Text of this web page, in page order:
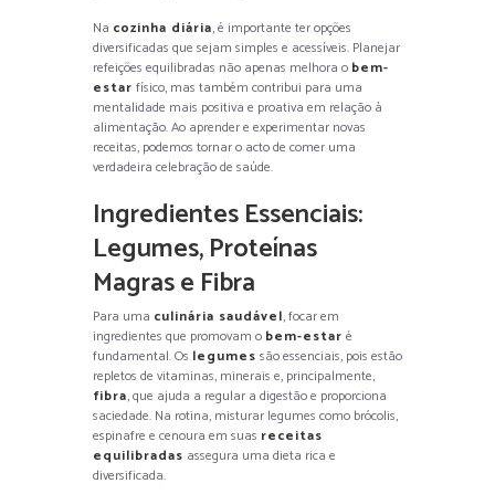
Na cozinha diária, é importante ter opções
diversificadas que sejam simples e acessíveis. Planejar
refeições equilibradas não apenas melhora o bem-
estar físico, mas também contribui para uma
mentalidade mais positiva e proativa em relação à
alimentação. Ao aprender e experimentar novas
receitas, podemos tornar o acto de comer uma
verdadeira celebração de saúde.
Ingredientes Essenciais:
Legumes, Proteínas
Magras e Fibra
Para uma culinária saudável, focar em
ingredientes que promovam o bem-estar é
fundamental. Os legumes são essenciais, pois estão
repletos de vitaminas, minerais e, principalmente,
fibra, que ajuda a regular a digestão e proporciona
saciedade. Na rotina, misturar legumes como brócolis,
espinafre e cenoura em suas receitas
equilibradas assegura uma dieta rica e
diversificada.